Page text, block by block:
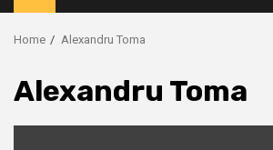
Menu
Home Alexandru Toma
Alexandru Toma